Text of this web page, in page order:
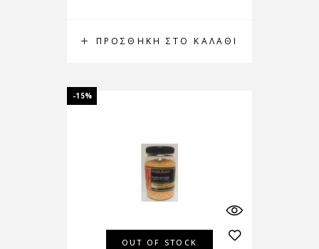
ΠΡΟΣΘΉΚΗ ΣΤΟ ΚΑΛΆΘΙ
-15%
OUT OF STOCK